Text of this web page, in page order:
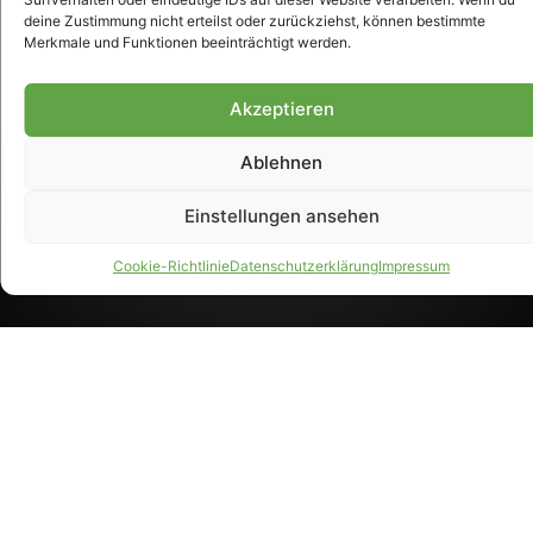
deine Zustimmung nicht erteilst oder zurückziehst, können bestimmte
Merkmale und Funktionen beeinträchtigt werden.
Akzeptieren
Ablehnen
Einstellungen ansehen
Cookie-RichtlinieDatenschutzerklärungImpressum
bei der Deutschen
Nationalbibliothek (ISSN 1868-
Weiterverarbeitung, auch
Genehmigung.
PARTNER WERDEN
AGB